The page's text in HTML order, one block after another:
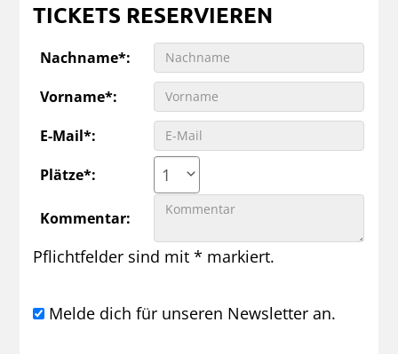
TICKETS RESERVIEREN
Nachname*:
Vorname*:
E-Mail*:
Plätze*:
1
Kommentar:
Pflichtfelder sind mit * markiert.
Melde dich für unseren Newsletter an.